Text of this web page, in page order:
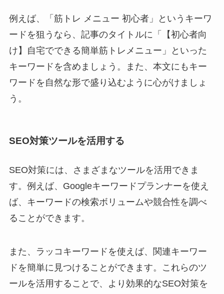
例えば、「筋トレ メニュー 初心者」というキーワ
ードを狙うなら、記事のタイトルに「【初心者向
け】自宅でできる簡単筋トレメニュー」といった
キーワードを含めましょう。また、本文にもキー
ワードを自然な形で盛り込むように心がけましょ
う。
SEO対策ツールを活用する
SEO対策には、さまざまなツールを活用できま
す。例えば、Googleキーワードプランナーを使え
ば、キーワードの検索ボリュームや競合性を調べ
ることができます。
また、ラッコキーワードを使えば、関連キーワー
ドを簡単に見つけることができます。これらのツ
ールを活用することで、より効果的なSEO対策を